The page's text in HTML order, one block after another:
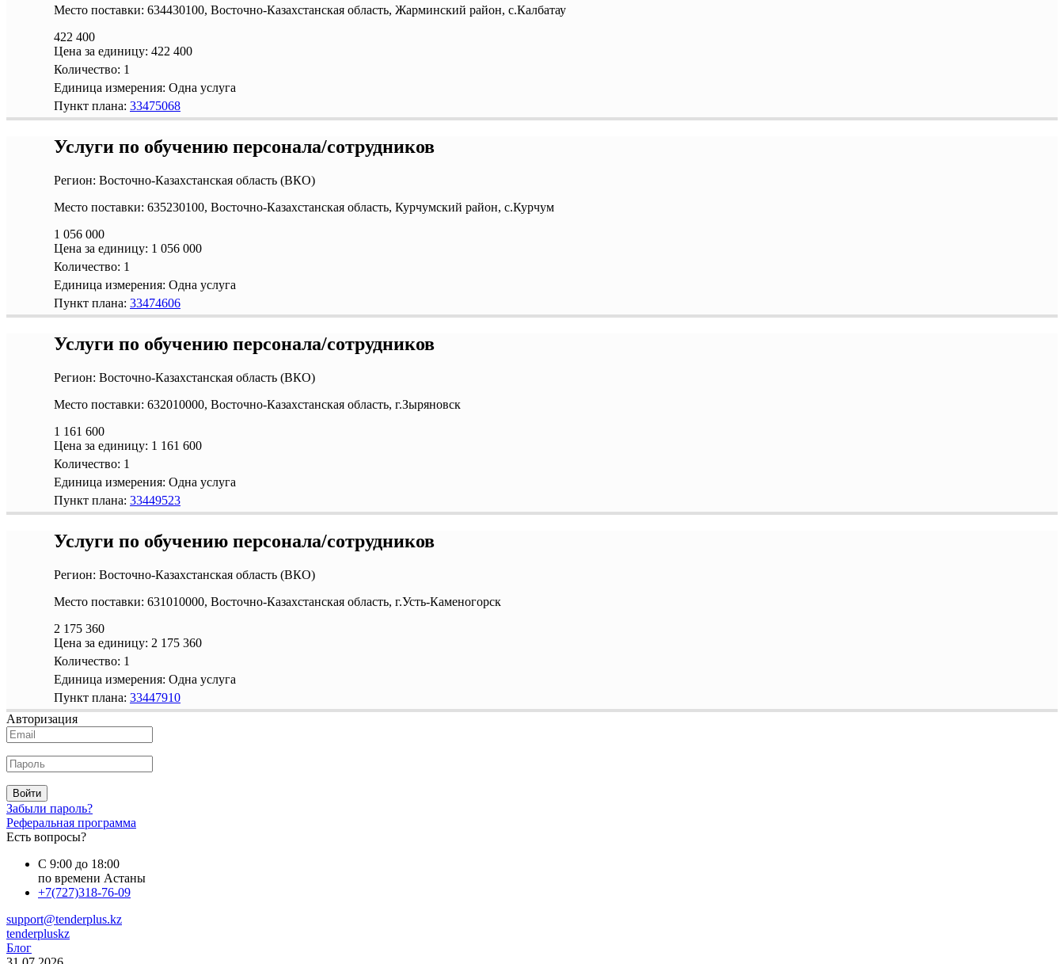
Место поставки: 634430100, Восточно-Казахстанская область, Жарминский район, с.Калбатау
422 400
Цена за единицу: 422 400
Количество: 1
Единица измерения: Одна услуга
Пункт плана: 33475068
Услуги по обучению персонала/сотрудников
Регион: Восточно-Казахстанская область (ВКО)
Место поставки: 635230100, Восточно-Казахстанская область, Курчумский район, с.Курчум
1 056 000
Цена за единицу: 1 056 000
Количество: 1
Единица измерения: Одна услуга
Пункт плана: 33474606
Услуги по обучению персонала/сотрудников
Регион: Восточно-Казахстанская область (ВКО)
Место поставки: 632010000, Восточно-Казахстанская область, г.Зыряновск
1 161 600
Цена за единицу: 1 161 600
Количество: 1
Единица измерения: Одна услуга
Пункт плана: 33449523
Услуги по обучению персонала/сотрудников
Регион: Восточно-Казахстанская область (ВКО)
Место поставки: 631010000, Восточно-Казахстанская область, г.Усть-Каменогорск
2 175 360
Цена за единицу: 2 175 360
Количество: 1
Единица измерения: Одна услуга
Пункт плана: 33447910
Авторизация
Войти
Забыли пароль?
Реферальная программа
Есть вопросы?
С 9:00 до 18:00
по времени Астаны
+7(727)318-76-09
support@tenderplus.kz
tenderpluskz
Блог